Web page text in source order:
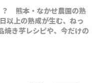
熊本・なかせ農園の熟
以上の熟成が生む、ねっ
焼き芋レシピや、今だけの